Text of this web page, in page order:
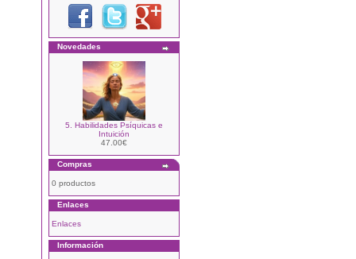
Novedades
5. Habilidades Psíquicas e
Intuición
47.00€
Compras
0 productos
Enlaces
Enlaces
Información